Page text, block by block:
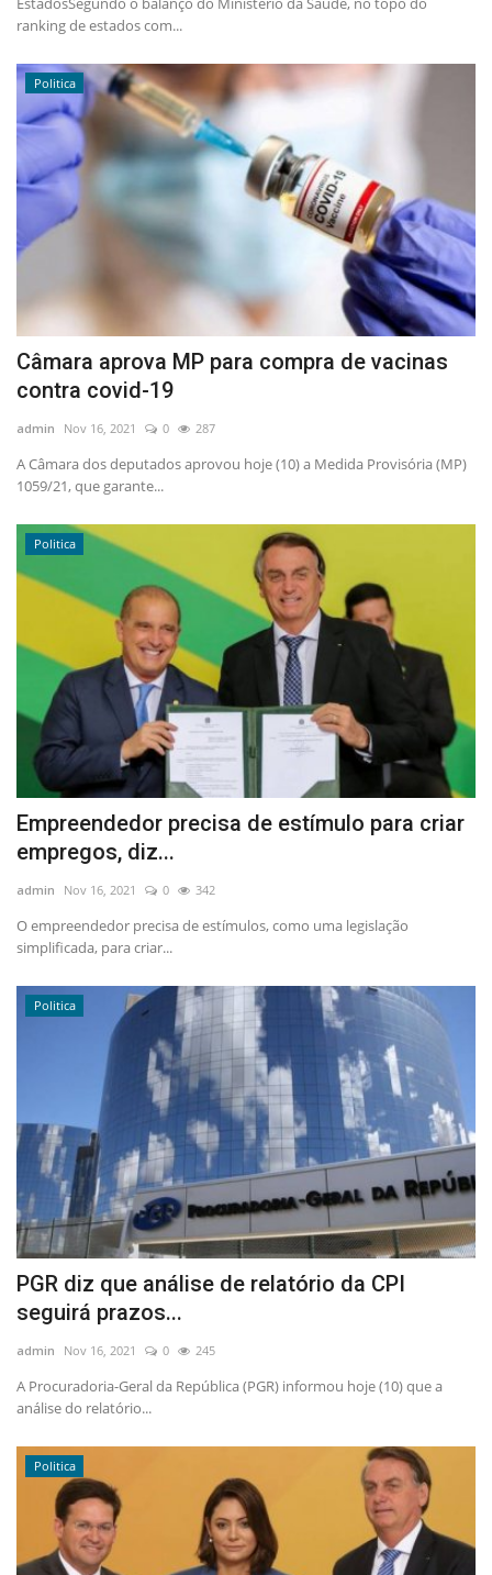
ranking de estados com...
Politica
Câmara aprova MP para compra de vacinas
contra covid-19
admin Nov 16, 2021 0 287
A Câmara dos deputados aprovou hoje (10) a Medida Provisória (MP)
1059/21, que garante...
Politica
Empreendedor precisa de estímulo para criar
empregos, diz...
admin Nov 16, 2021 0 342
O empreendedor precisa de estímulos, como uma legislação
simplificada, para criar...
Politica
PGR diz que análise de relatório da CPI
seguirá prazos...
admin Nov 16, 2021 0 245
A Procuradoria-Geral da República (PGR) informou hoje (10) que a
análise do relatório...
Politica